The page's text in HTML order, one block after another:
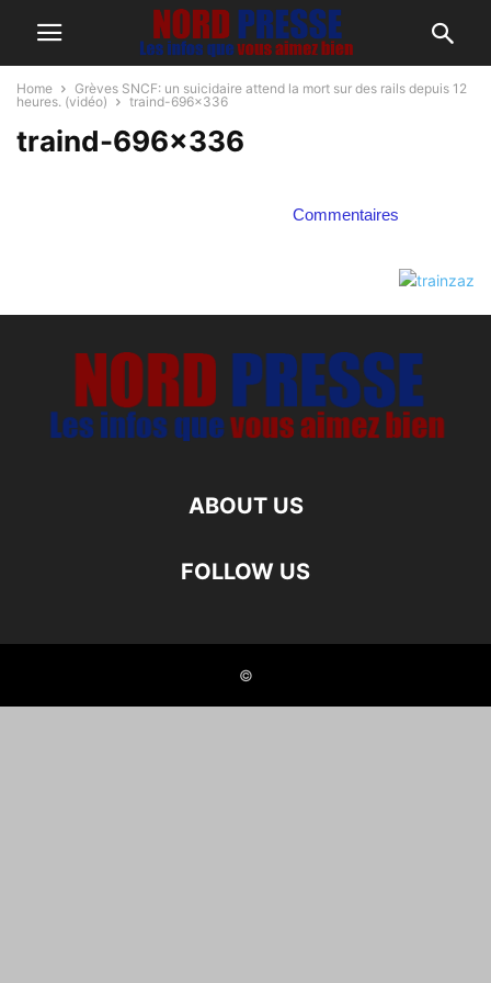
Home
Grèves SNCF: un suicidaire attend la mort sur des rails depuis 12
heures. (vidéo)
traind-696x336
traind-696×336
Commentaires
ABOUT US
FOLLOW US
©